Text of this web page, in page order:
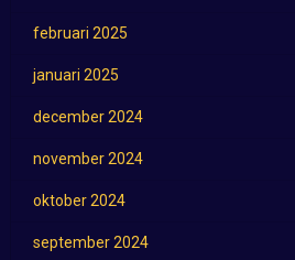
februari 2025
januari 2025
december 2024
november 2024
oktober 2024
september 2024